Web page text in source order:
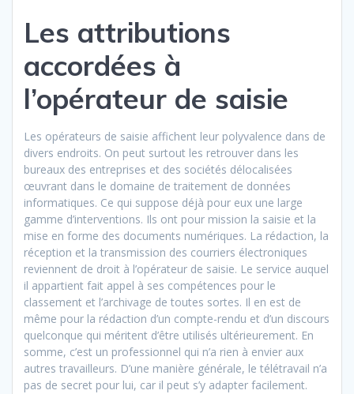
Les attributions
accordées à
l’opérateur de saisie
Les opérateurs de saisie affichent leur polyvalence dans de
divers endroits. On peut surtout les retrouver dans les
bureaux des entreprises et des sociétés délocalisées
œuvrant dans le domaine de traitement de données
informatiques. Ce qui suppose déjà pour eux une large
gamme d’interventions. Ils ont pour mission la saisie et la
mise en forme des documents numériques. La rédaction, la
réception et la transmission des courriers électroniques
reviennent de droit à l’opérateur de saisie. Le service auquel
il appartient fait appel à ses compétences pour le
classement et l’archivage de toutes sortes. Il en est de
même pour la rédaction d’un compte-rendu et d’un discours
quelconque qui méritent d’être utilisés ultérieurement. En
somme, c’est un professionnel qui n’a rien à envier aux
autres travailleurs. D’une manière générale, le télétravail n’a
pas de secret pour lui, car il peut s’y adapter facilement.